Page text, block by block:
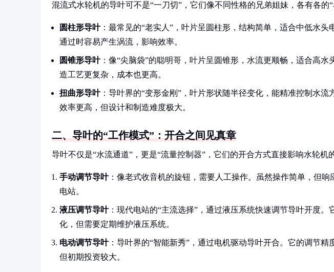
混流式水轮机的导叶可不是“一刀切”，它们像不同性格的兄弟姐妹，各有各的“
圆柱形导叶：最常见的“老实人”，叶片呈圆柱形，结构简单，适合中低水
通过时容易产生涡流，影响效率。
圆锥形导叶：像“尖脑袋”的聪明哥，叶片呈圆锥形，水流更顺畅，适合高水
造工艺更复杂，成本也更高。
扭曲形导叶：导叶界的“变形金刚”，叶片形状随半径变化，能精准控制水流
效率更高，但设计和制造难度极大。
二、导叶的“工作模式”：开合之间见真章
导叶不仅是“水流通道”，更是“流量控制器”，它们的开合方式直接影响水轮机
手动调节导叶：像老式收音机的旋钮，需要人工操作。虽然操作简单，但
电站。
液压调节导叶：现代电站的“主流选择”，通过液压系统快速调节导叶开度
化，但需要定期维护液压系统。
电动调节导叶：导叶界的“智能新秀”，通过电机驱动导叶开合。它的调节精
但初期投资较大。